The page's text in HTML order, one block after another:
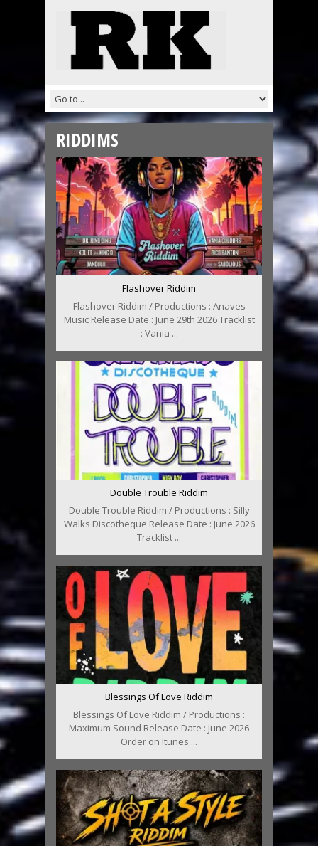
RIDDIMS
Flashover Riddim
Flashover Riddim / Productions : Anaves
Music Release Date : June 29th 2026 Tracklist
: Vania ...
Double Trouble Riddim
Double Trouble Riddim / Productions : Silly
Walks Discotheque Release Date : June 2026
Tracklist ...
Blessings Of Love Riddim
Blessings Of Love Riddim / Productions :
Maximum Sound Release Date : June 2026
Order on Itunes ...